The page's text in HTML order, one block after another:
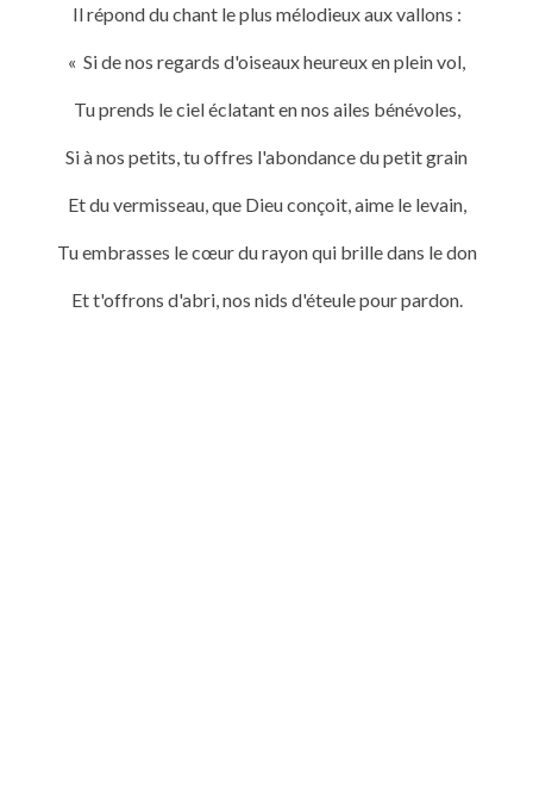
Il répond du chant le plus mélodieux aux vallons :
« Si de nos regards d'oiseaux heureux en plein vol,
Tu prends le ciel éclatant en nos ailes bénévoles,
Si à nos petits, tu offres l'abondance du petit grain
Et du vermisseau, que Dieu conçoit, aime le levain,
Tu embrasses le cœur du rayon qui brille dans le don
Et t'offrons d'abri, nos nids d'éteule pour pardon.